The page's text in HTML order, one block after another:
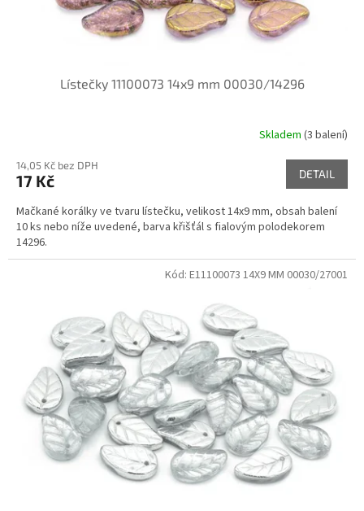
Lístečky 11100073 14x9 mm 00030/14296
Skladem (3 balení)
14,05 Kč bez DPH
17 Kč DETAIL
Mačkané korálky ve tvaru lístečku, velikost 14x9 mm, obsah balení
10 ks nebo níže uvedené, barva křišťál s fialovým polodekorem
14296.
Kód: E11100073 14X9 MM 00030/27001